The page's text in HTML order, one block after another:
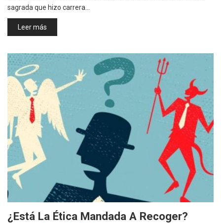
sagrada que hizo carrera…
Leer más
¿Está La Ética Mandada A Recoger?